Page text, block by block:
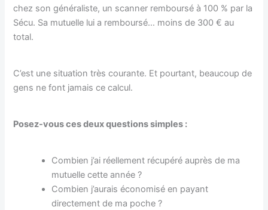
chez son généraliste, un scanner remboursé à 100 % par la
Sécu. Sa mutuelle lui a remboursé… moins de 300 € au
total.
C’est une situation très courante. Et pourtant, beaucoup de
gens ne font jamais ce calcul.
Posez-vous ces deux questions simples :
Combien j’ai réellement récupéré auprès de ma
mutuelle cette année ?
Combien j’aurais économisé en payant
directement de ma poche ?